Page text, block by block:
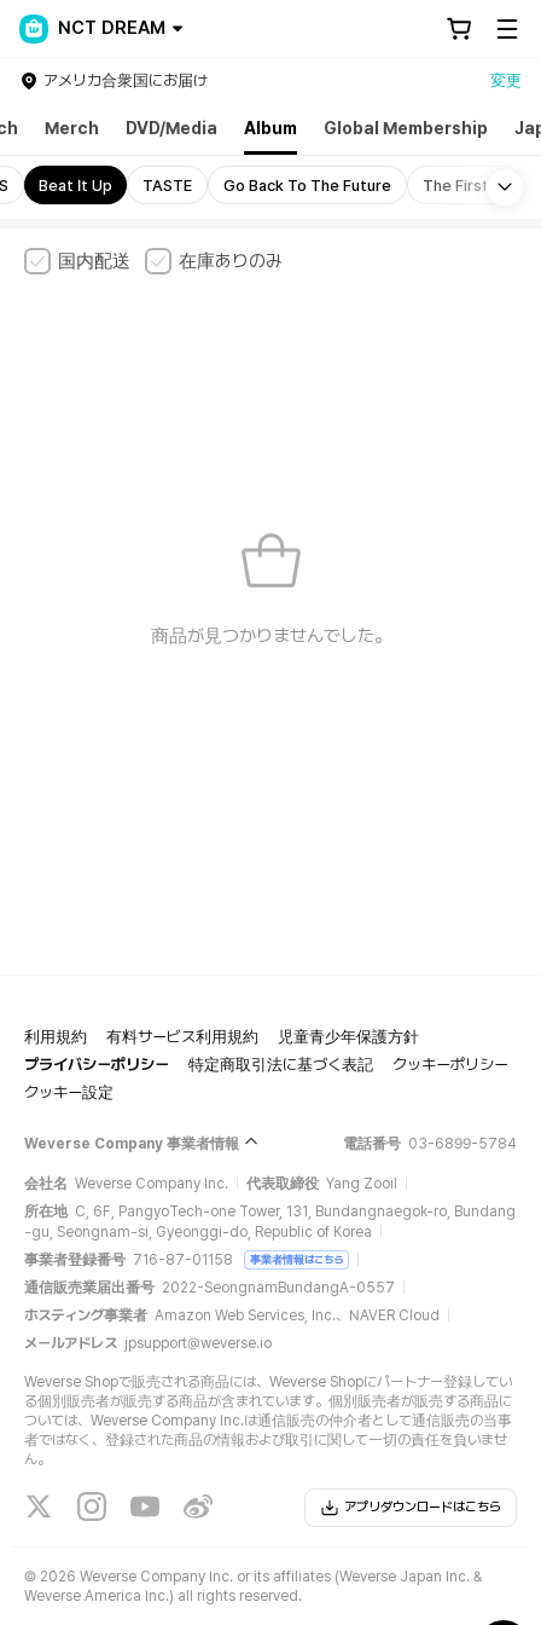
NCT DREAM
アメリカ合衆国にお届け 変更
Merch DVD/Media Album Global Membership
Beat It Up TASTE Go Back To The Future The Firstfruit
国内配送 在庫ありのみ
商品が見つかりませんでした。
利用規約 有料サービス利用規約
児童青少年保護方針
プライバシーポリシー
特定商取引法に基づく表記
クッキーポリシー
クッキー設定
Weverse Company 事業者情報 電話番号 03-6899-5784
会社名 Weverse Company Inc. 代表取締役 Yang Zooil
所在地 C, 6F, PangyoTech-one Tower, 131, Bundangnaegok-ro, Bundang
-gu, Seongnam-si, Gyeonggi-do, Republic of Korea
事業者登録番号 716-87-01158 事業者情報はこちら
通信販売業届出番号 2022-SeongnamBundangA-0557
ホスティング事業者 Amazon Web Services, Inc.、NAVER Cloud
メールアドレス jpsupport@weverse.io
Weverse Shopで販売される商品には、Weverse Shopにパートナー登録してい
る個別販売者が販売する商品が含まれています。個別販売者が販売する商品に
ついては、Weverse Company Inc.は通信販売の仲介者として通信販売の当事
者ではなく、登録された商品の情報および取引に関して一切の責任を負いませ
ん。
アプリダウンロードはこちら
© 2026 Weverse Company Inc. or its affiliates (Weverse Japan Inc. &
Weverse America Inc.) all rights reserved.